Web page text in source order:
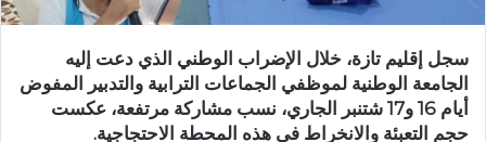
ت
و
ن
ي
سجل إقليم تازة، خلال الإضراب الوطني الذي دعت إليه
الجامعة الوطنية لموظفي الجماعات الترابية والتدبير المفوض
أيام 16 و17 شتنبر الجاري، نسب مشاركة مرتفعة، عكست
حجم التعبئة والانخراط في هذه المحطة الاحتجاجية.